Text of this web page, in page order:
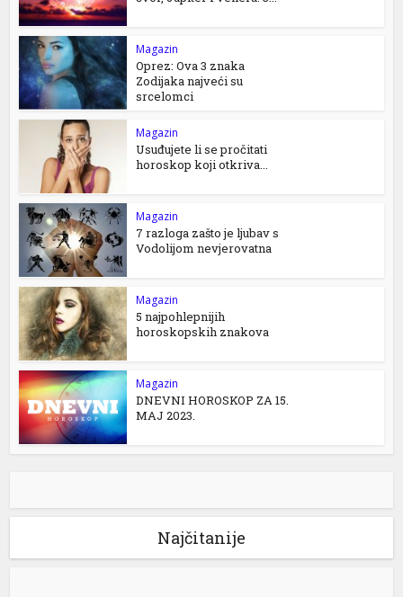
Magazin
Oprez: Ova 3 znaka
Zodijaka najveći su
srcelomci
Magazin
Usuđujete li se pročitati
horoskop koji otkriva...
Magazin
7 razloga zašto je ljubav s
Vodolijom nevjerovatna
Magazin
5 najpohlepnijih
horoskopskih znakova
Magazin
DNEVNI HOROSKOP ZA 15.
MAJ 2023.
Najčitanije